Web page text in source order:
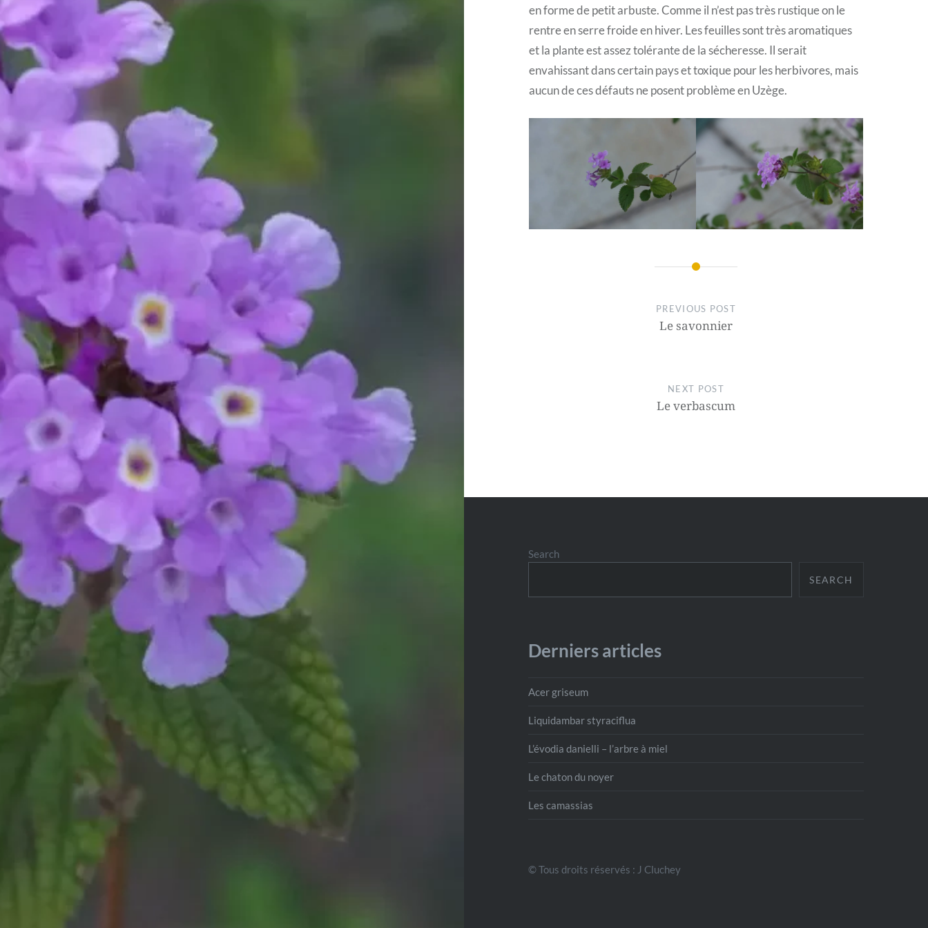
en forme de petit arbuste. Comme il n’est pas très rustique on le
rentre en serre froide en hiver. Les feuilles sont très aromatiques
et la plante est assez tolérante de la sécheresse. Il serait
envahissant dans certain pays et toxique pour les herbivores, mais
aucun de ces défauts ne posent problème en Uzège.
PREVIOUS POST
Le savonnier
NEXT POST
Le verbascum
Search
SEARCH
Derniers articles
Acer griseum
Liquidambar styraciflua
L’évodia danielli – l’arbre à miel
Le chaton du noyer
Les camassias
© Tous droits réservés : J Cluchey